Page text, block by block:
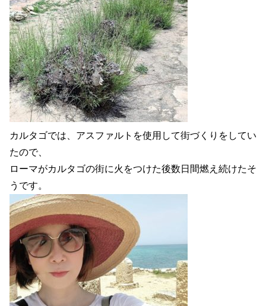
カルタゴでは、アスファルトを使用して街づくりをしてい
たので、
ローマがカルタゴの街に火をつけた後数日間燃え続けたそ
うです。